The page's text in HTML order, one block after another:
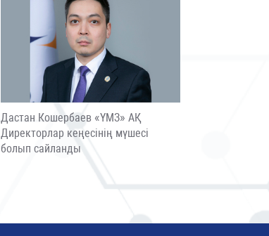
Дастан Кошербаев «ҮМЗ» АҚ
Директорлар кеңесінің мүшесі
болып сайланды